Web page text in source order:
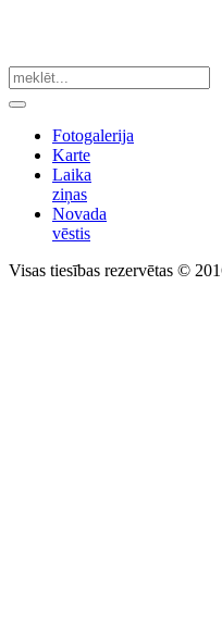
Fotogalerija
Karte
Laika
ziņas
Novada
vēstis
Visas tiesības rezervētas ©